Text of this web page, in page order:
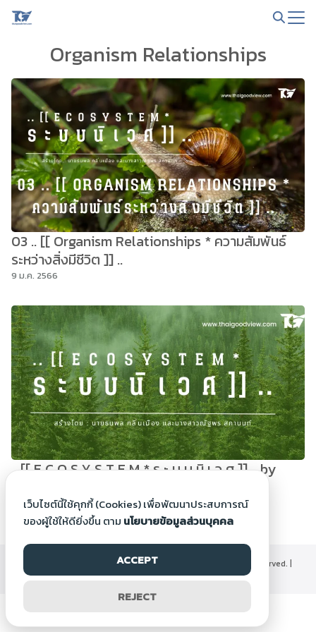
Skip
Organism Relationships
03 .. [[ Organism Relationships * ความสัมพันธ์
ระหว่างสิ่งมีชีวิต ]] ..
9 ม.ค. 2566
.. [[ E C O S Y S T E M * ร ะ บ บ นิ เ ว ศ ]] .. by
9 ม.ค. 2566
©2000-2026 Thaigoodview.com, All rights reserved. |
นโยบายข้อมูลส่วนบุคคล
เว็บไซต์นี้ใช้คุกกี้ (Cookies) เพื่อพัฒนาประสบการณ์
ของผู้ใช้ให้ดียิ่งขึ้น ตาม นโยบายข้อมูลส่วนบุคคล
ACCEPT
REJECT